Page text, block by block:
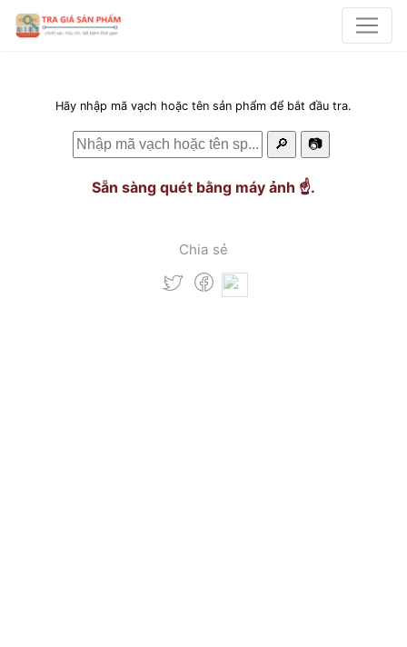
Hãy nhập mã vạch hoặc tên sản phẩm để bắt đầu tra.
🔎 📷
Sẵn sàng quét bằng máy ảnh ☝️.
Chia sẻ